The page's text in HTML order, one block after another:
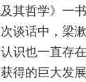
其哲学》一
谈话中，梁
识也一直存
得的巨大发